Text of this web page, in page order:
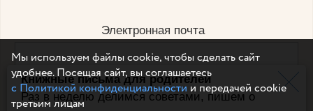
Книжные письма для родителей
Раз в неделю делимся советами, пишем о
Электронная почта
Например, dulsineya@gmail.com
Без спама и смс
Мы используем файлы cookie, чтобы сделать сайт
удобнее. Посещая сайт, вы соглашаетесь
с Политикой конфиденциальностии передачей cookie
третьим лицам